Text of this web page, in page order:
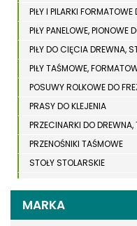
PIŁY I PILARKI
PIŁY PANELOWE, PIONOWE
PIŁY DO CIĘCIA DREWNA,
PIŁY TAŚMOWE,
POSUWY ROLKOWE DO
PRASY DO KLEJENIA
PRZECINARKI DO
PRZENOŚNIKI TAŚMOWE
STOŁY STOLARSKIE
STRUGARKI DO DREWNA
STOJAKI HOLZSTAR
MARKA